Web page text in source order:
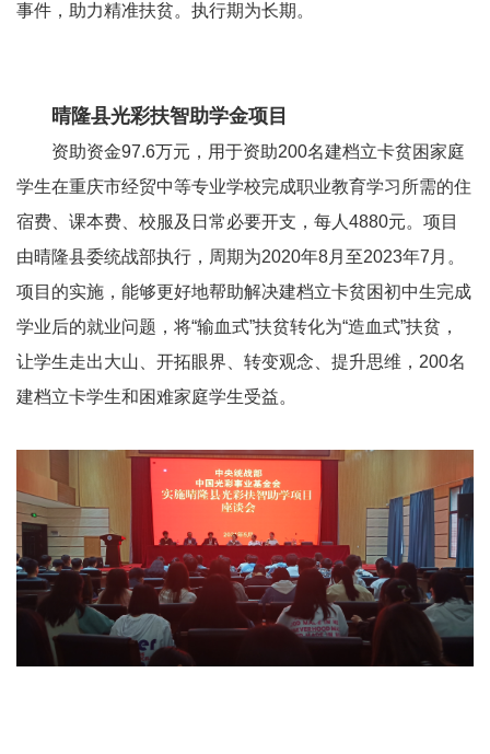
事件，助力精准扶贫。执行期为长期。
晴隆县光彩扶智助学金项目
资助资金97.6万元，用于资助200名建档立卡贫困家庭
学生在重庆市经贸中等专业学校完成职业教育学习所需的住
宿费、课本费、校服及日常必要开支，每人 4880元。项目
由晴隆县委统战部执行，周期为2020年8月至2023年7 月。
项目的实施， 能够更好地帮助解决建档立卡贫困初中生完成
学业后的就业问题，将“输血式”扶贫转化为“造血式”扶贫，
让学生走出大山、开拓眼界、转变观念、提升思维， 200名
建档立卡学生和困难家庭学生受益。